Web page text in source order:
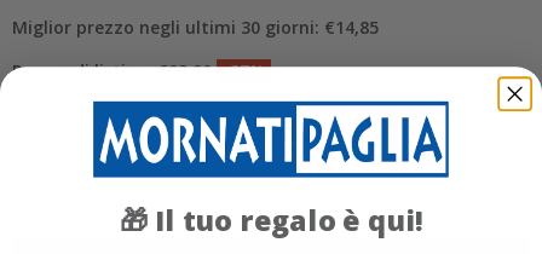
Miglior prezzo negli ultimi 30 giorni: €14,85
Prezzo di listino: €23,90 -37%
🎁 Il tuo regalo è qui!